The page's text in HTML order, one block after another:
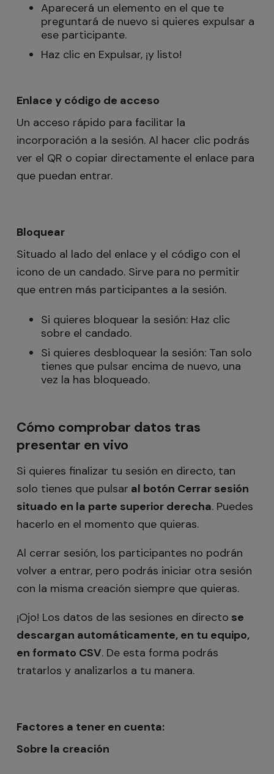
Aparecerá un elemento en el que te
preguntará de nuevo si quieres expulsar a
ese participante.
Haz clic en Expulsar, ¡y listo!
Enlace y código de acceso
Un acceso rápido para facilitar la
incorporación a la sesión. Al hacer clic podrás
ver el QR o copiar directamente el enlace para
que puedan entrar.
Bloquear
Situado al lado del enlace y el código con el
icono de un candado. Sirve para no permitir
que entren más participantes a la sesión.
Si quieres bloquear la sesión: Haz clic
sobre el candado.
Si quieres desbloquear la sesión: Tan solo
tienes que pulsar encima de nuevo, una
vez la has bloqueado.
Cómo comprobar datos tras
presentar en vivo
Si quieres finalizar tu sesión en directo, tan
solo tienes que pulsar al botón Cerrar sesión
situado en la parte superior derecha. Puedes
hacerlo en el momento que quieras.
Al cerrar sesión, los participantes no podrán
volver a entrar, pero podrás iniciar otra sesión
con la misma creación siempre que quieras.
¡Ojo! Los datos de las sesiones en directo se
descargan automáticamente, en tu equipo,
en formato CSV. De esta forma podrás
tratarlos y analizarlos a tu manera.
Factores a tener en cuenta:
Sobre la creación